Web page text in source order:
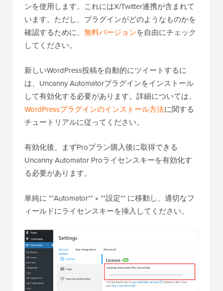
ンを使用します。これにはX/Twitter連携が含まれて
います。ただし、プラグインがどのようなものかを
確認するために、 無料バージョンを自由にチェック
してください。
新しいWordPress投稿を自動的にツイートするに
は、Uncanny Automatorプラグインをインストール
して有効化する必要があります。詳細については、
WordPressプラグインのインストール方法に関する
チュートリアルに従ってください。
有効化後、まずProプラン購入後に取得できる
Uncanny Automator Proライセンスキーを有効化す
る必要があります。
単純に **Automator** » **設定** に移動し、適切なフ
ィールドにライセンスキーを挿入してください。